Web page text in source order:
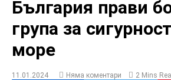
България прави
група за
море
11.01.2024 Няма коментари 2 Mins